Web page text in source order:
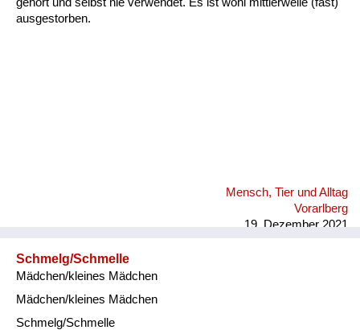
ausgestorben.
Mensch, Tier und Alltag
Vorarlberg
19. Dezember 2021
Schmelg/Schmelle
Mädchen/kleines Mädchen
Mädchen/kleines Mädchen
Schmelg/Schmelle